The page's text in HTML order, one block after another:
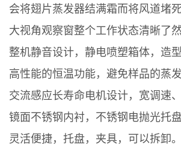
会将翅片蒸发器结满霜而将风道堵
大视角观察窗整个工作状态清晰了然
整机静音设计，静电喷塑箱体，造型
高性能的恒温功能，避免样品的蒸发
交流感应长寿命电机设计，宽调速
镜面不锈钢内衬，不锈钢电抛光托
灵活便捷， 托盘，夹具，可以拆卸。